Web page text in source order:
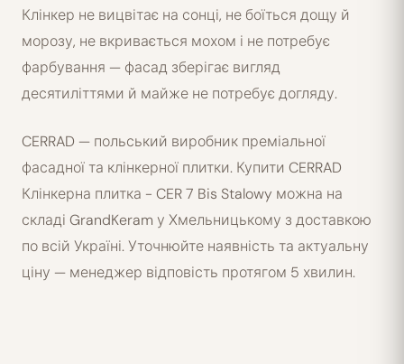
Клінкер не вицвітає на сонці, не боїться дощу й
морозу, не вкривається мохом і не потребує
фарбування — фасад зберігає вигляд
десятиліттями й майже не потребує догляду.
CERRAD — польський виробник преміальної
фасадної та клінкерної плитки. Купити CERRAD
Клінкерна плитка - CER 7 Bis Stalowy можна на
складі GrandKeram у Хмельницькому з доставкою
по всій Україні. Уточнюйте наявність та актуальну
ціну — менеджер відповість протягом 5 хвилин.